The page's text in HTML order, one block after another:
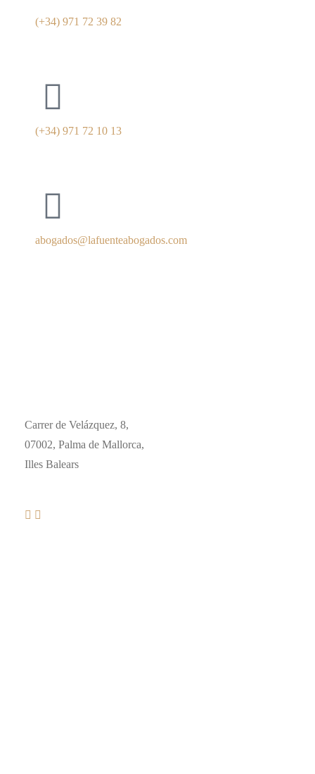
(+34) 971 72 39 82
(+34) 971 72 10 13
abogados@lafuenteabogados.com
Carrer de Velázquez, 8,
07002, Palma de Mallorca,
Illes Balears